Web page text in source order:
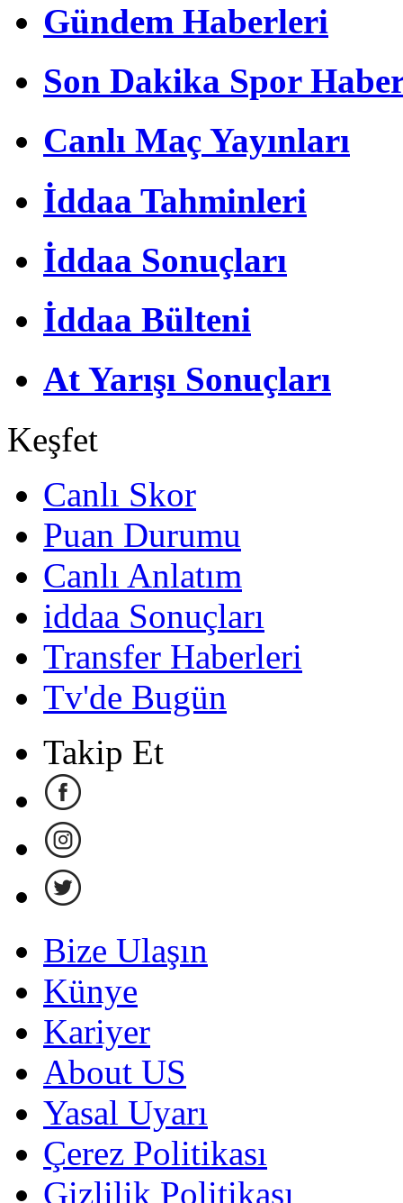
Gündem Haberleri
Son Dakika Spor
Canlı Maç Yayınları
İddaa Tahminleri
İddaa Sonuçları
İddaa Bülteni
At Yarışı Sonuçları
Keşfet
Canlı Skor
Puan Durumu
Canlı Anlatım
iddaa Sonuçları
Transfer Haberleri
Tv'de Bugün
Takip Et
Bize Ulaşın
Künye
Kariyer
About US
Yasal Uyarı
Çerez Politikası
Gizlilik Politikası